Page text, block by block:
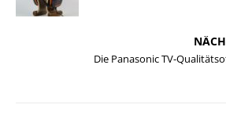
Die Panasonic TV-